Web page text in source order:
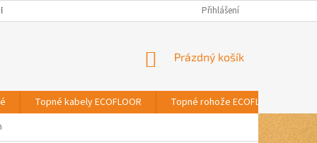
ÚDAJŮ Přihlášení
NÁKUPNÍ
Prázdný košík
Topné kabely ECOFLOOR Topné rohože ECOFLOOR